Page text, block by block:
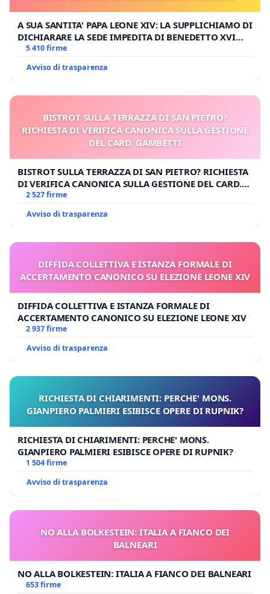
A SUA SANTITA' PAPA LEONE XIV: LA SUPPLICHIAMO DI
DICHIARARE LA SEDE IMPEDITA DI BENEDETTO XVI
E/O DI FAR APRIRE IL RELATIVO PROCESSO
5 410 firme
Avviso di trasparenza
BISTROT SULLA TERRAZZA DI SAN PIETRO?
RICHIESTA DI VERIFICA CANONICA SULLA GESTIONE
DEL CARD. GAMBETTI
BISTROT SULLA TERRAZZA DI SAN PIETRO? RICHIESTA
DI VERIFICA CANONICA SULLA GESTIONE DEL CARD.
GAMBETTI
2 527 firme
Avviso di trasparenza
DIFFIDA COLLETTIVA E ISTANZA FORMALE DI
ACCERTAMENTO CANONICO SU ELEZIONE LEONE XIV
DIFFIDA COLLETTIVA E ISTANZA FORMALE DI
ACCERTAMENTO CANONICO SU ELEZIONE LEONE XIV
2 937 firme
Avviso di trasparenza
RICHIESTA DI CHIARIMENTI: PERCHE' MONS.
GIANPIERO PALMIERI ESIBISCE OPERE DI RUPNIK?
RICHIESTA DI CHIARIMENTI: PERCHE' MONS.
GIANPIERO PALMIERI ESIBISCE OPERE DI RUPNIK?
1 504 firme
Avviso di trasparenza
NO ALLA BOLKESTEIN: ITALIA A FIANCO DEI
BALNEARI
NO ALLA BOLKESTEIN: ITALIA A FIANCO DEI BALNEARI
653 firme